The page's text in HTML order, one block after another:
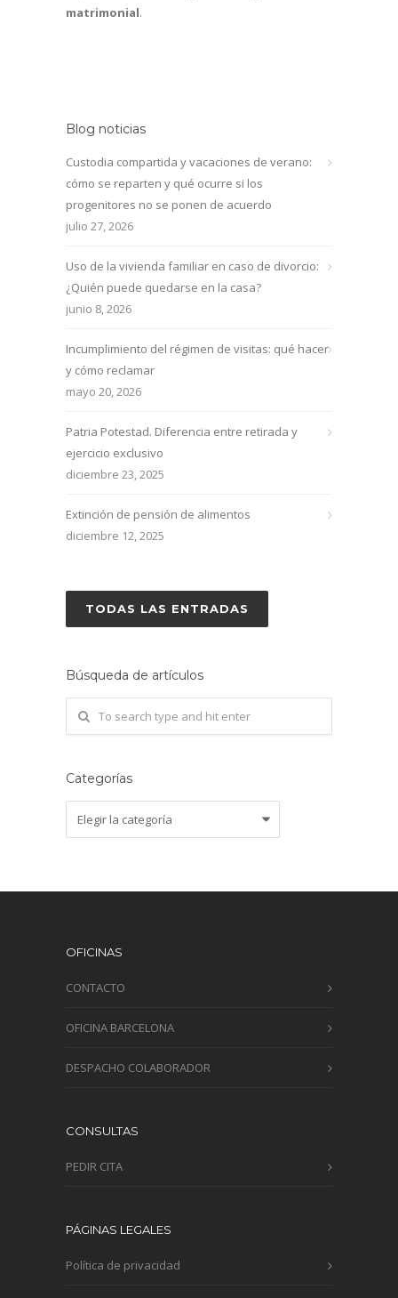
matrimonial.
Blog noticias
Custodia compartida y vacaciones de verano:
cómo se reparten y qué ocurre si los
progenitores no se ponen de acuerdo
julio 27, 2026
Uso de la vivienda familiar en caso de divorcio:
¿Quién puede quedarse en la casa?
junio 8, 2026
Incumplimiento del régimen de visitas: qué hacer
y cómo reclamar
mayo 20, 2026
Patria Potestad. Diferencia entre retirada y
ejercicio exclusivo
diciembre 23, 2025
Extinción de pensión de alimentos
diciembre 12, 2025
TODAS LAS ENTRADAS
Búsqueda de artículos
Categorías
OFICINAS
CONTACTO
OFICINA BARCELONA
DESPACHO COLABORADOR
CONSULTAS
PEDIR CITA
PÁGINAS LEGALES
Política de privacidad